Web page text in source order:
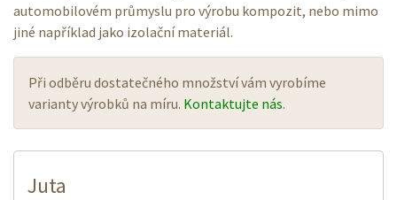
automobilovém průmyslu pro výrobu kompozit, nebo mimo
jiné například jako izolační materiál.
Při odběru dostatečného množství vám vyrobíme
varianty výrobků na míru. Kontaktujte nás.
Juta